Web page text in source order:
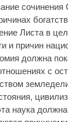
Листа в
и причин
должна
с
наука